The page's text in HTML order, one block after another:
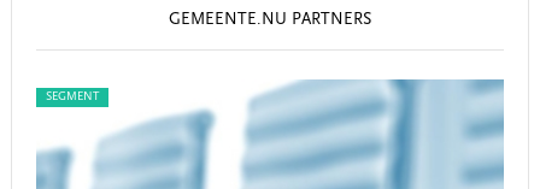
GEMEENTE.NU PARTNERS
SEGMENT